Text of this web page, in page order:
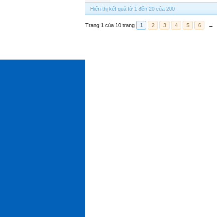
Hiển thị kết quả từ 1 đến 20 của 200
Trang 1 của 10 trang 1 2 3 4 5 6 →